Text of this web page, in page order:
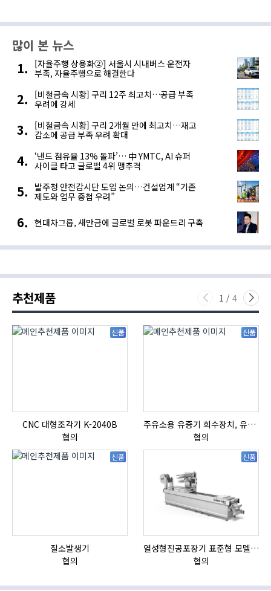
많이 본 뉴스
[자율주행 상용화②] 서울시 시내버스 운전자
부족, 자율주행으로 해결한다
[비철금속 시황] 구리 12주 최고치…공급 부족
우려에 강세
[비철금속 시황] 구리 2개월 만에 최고치…재고
감소에 공급 부족 우려 확대
‘낸드 점유율 13% 돌파’… 中 YMTC, AI 슈퍼
사이클 타고 글로벌 4위 맹추격
발주청 안전감시단 도입 논의…건설업계 “기존
제도와 업무 중첩 우려”
현대차그룹, 새만금에 글로벌 로봇 파운드리 구축
추천제품 1 / 4
신품
CNC 대형조각기 K-2040B
협의
신품
주유소용 유증기 회수장치, 유증기 회수장치, 방폭형, 방폭형 유증기 회수장치
협의
신품
질소발생기
협의
신품
열성형진공포장기 표준형 모델 OMNIVAC S-200
협의